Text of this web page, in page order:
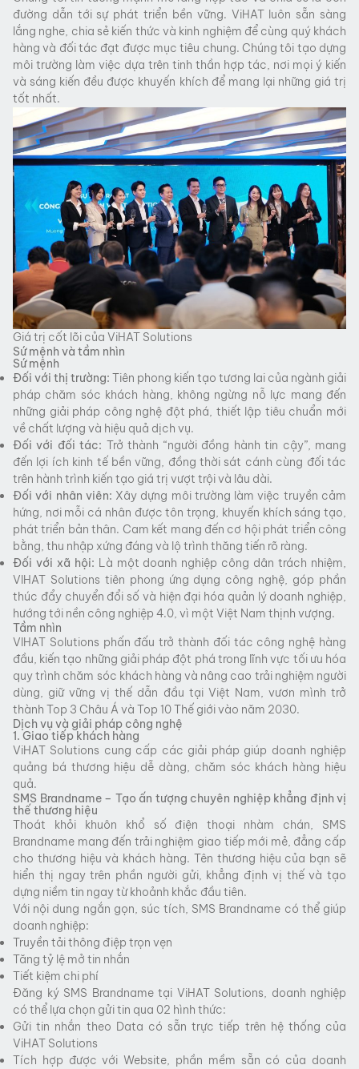
đường dẫn tới sự phát triển bền vững. ViHAT luôn sẵn sàng
lắng nghe, chia sẻ kiến thức và kinh nghiệm để cùng quý khách
hàng và đối tác đạt được mục tiêu chung. Chúng tôi tạo dựng
môi trường làm việc dựa trên tinh thần hợp tác, nơi mọi ý kiến
và sáng kiến đều được khuyến khích để mang lại những giá trị
tốt nhất.
Giá trị cốt lõi của ViHAT Solutions
Sứ mệnh và tầm nhìn
Sứ mệnh
Đối với thị trường: Tiên phong kiến tạo tương lai của ngành giải
pháp chăm sóc khách hàng, không ngừng nỗ lực mang đến
những giải pháp công nghệ đột phá, thiết lập tiêu chuẩn mới
về chất lượng và hiệu quả dịch vụ.
Đối với đối tác: Trở thành “người đồng hành tin cậy”, mang
đến lợi ích kinh tế bền vững, đồng thời sát cánh cùng đối tác
trên hành trình kiến tạo giá trị vượt trội và lâu dài.
Đối với nhân viên: Xây dựng môi trường làm việc truyền cảm
hứng, nơi mỗi cá nhân được tôn trọng, khuyến khích sáng tạo,
phát triển bản thân. Cam kết mang đến cơ hội phát triển công
bằng, thu nhập xứng đáng và lộ trình thăng tiến rõ ràng.
Đối với xã hội: Là một doanh nghiệp công dân trách nhiệm,
VIHAT Solutions tiên phong ứng dụng công nghệ, góp phần
thúc đẩy chuyển đổi số và hiện đại hóa quản lý doanh nghiệp,
hướng tới nền công nghiệp 4.0, vì một Việt Nam thịnh vượng.
Tầm nhìn
VIHAT Solutions phấn đấu trở thành đối tác công nghệ hàng
đầu, kiến tạo những giải pháp đột phá trong lĩnh vực tối ưu hóa
quy trình chăm sóc khách hàng và nâng cao trải nghiệm người
dùng, giữ vững vị thế dẫn đầu tại Việt Nam, vươn mình trở
thành Top 3 Châu Á và Top 10 Thế giới vào năm 2030.
Dịch vụ và giải pháp công nghệ
1. Giao tiếp khách hàng
ViHAT Solutions cung cấp các giải pháp giúp doanh nghiệp
quảng bá thương hiệu dễ dàng, chăm sóc khách hàng hiệu
quả.
SMS Brandname – Tạo ấn tượng chuyên nghiệp khẳng định vị
thế thương hiệu
Thoát khỏi khuôn khổ số điện thoại nhàm chán, SMS
Brandname mang đến trải nghiệm giao tiếp mới mẻ, đẳng cấp
cho thương hiệu và khách hàng. Tên thương hiệu của bạn sẽ
hiển thị ngay trên phần người gửi, khẳng định vị thế và tạo
dựng niềm tin ngay từ khoảnh khắc đầu tiên.
Với nội dung ngắn gọn, súc tích, SMS Brandname có thể giúp
doanh nghiệp:
Truyền tải thông điệp trọn vẹn
Tăng tỷ lệ mở tin nhắn
Tiết kiệm chi phí
Đăng ký SMS Brandname tại ViHAT Solutions, doanh nghiệp
có thể lựa chọn gửi tin qua 02 hình thức:
Gửi tin nhắn theo Data có sẵn trực tiếp trên hệ thống của
ViHAT Solutions
Tích hợp được với Website, phần mềm sẵn có của doanh